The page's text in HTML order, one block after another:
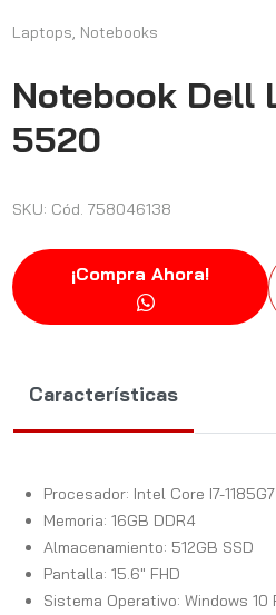
Laptops, Notebooks
Notebook Dell
5520
SKU: Cód. 758046138
¡Compra Ahora!
Características
Procesador: Intel Core I7-1185G7
Memoria: 16GB DDR4
Almacenamiento: 512GB SSD
Pantalla: 15.6" FHD
Sistema Operativo: Windows 10